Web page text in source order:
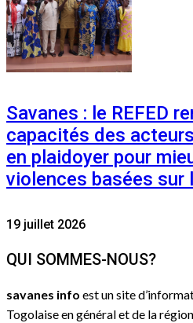
Savanes : le REFED
capacités des
en plaidoyer pour
violences basées sur
19 juillet 2026
QUI SOMMES-NOUS?
savanes info est un site
Togolaise en général et de la